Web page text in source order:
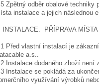
Zpětný odběr obalové techniky
instalace a jejich následnou
INSTALACE. PŘÍPRAVA MÍSTA
Před vlastní instalací je
a.s..
Instalace dodaného zboží není
Instalace se pokládá za
využívání výrobků